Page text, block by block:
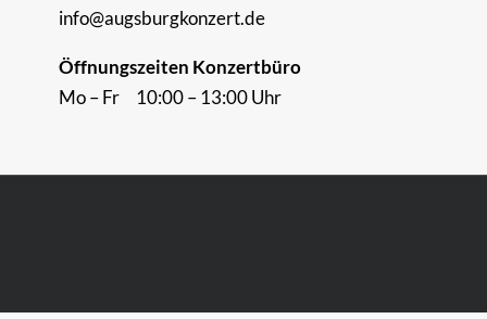
info@augsburgkonzert.de
Öffnungszeiten Konzertbüro
Mo – Fr 10:00 – 13:00 Uhr